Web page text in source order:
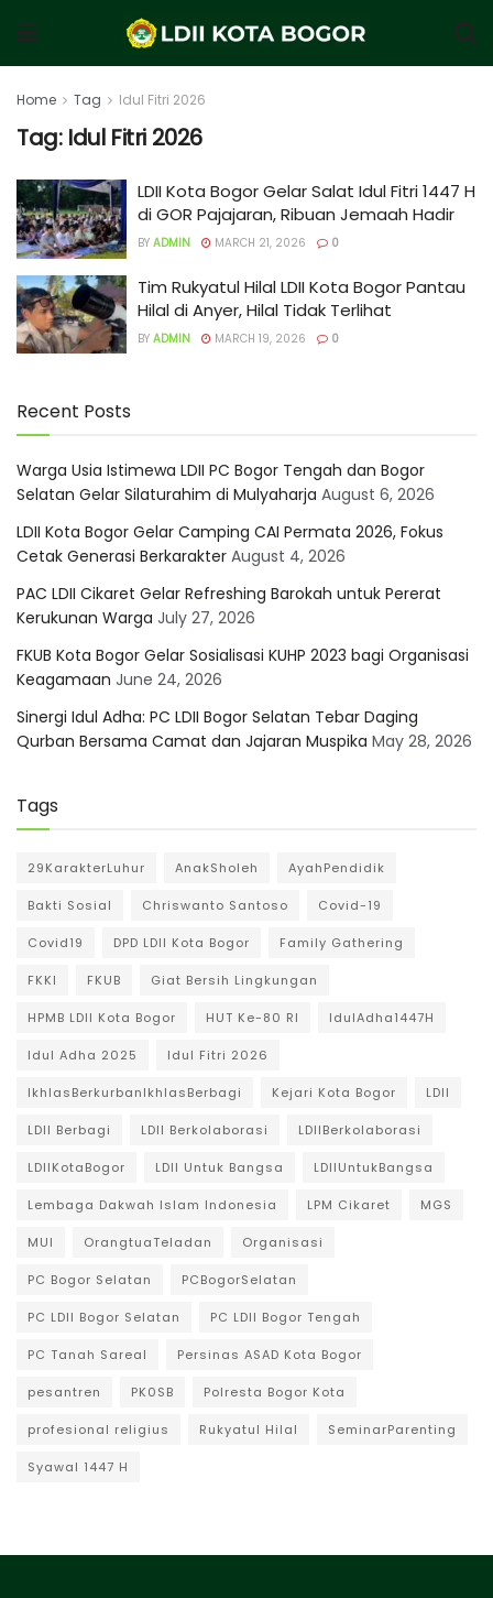
Home Tag Idul Fitri 2026
Tag: Idul Fitri 2026
LDII Kota Bogor Gelar Salat Idul Fitri 1447 H
di GOR Pajajaran, Ribuan Jemaah Hadir
BY ADMIN MARCH 21, 2026 0
Tim Rukyatul Hilal LDII Kota Bogor Pantau
Hilal di Anyer, Hilal Tidak Terlihat
BY ADMIN MARCH 19, 2026 0
Recent Posts
Warga Usia Istimewa LDII PC Bogor Tengah dan Bogor
Selatan Gelar Silaturahim di Mulyaharja August 6, 2026
LDII Kota Bogor Gelar Camping CAI Permata 2026, Fokus
Cetak Generasi Berkarakter August 4, 2026
PAC LDII Cikaret Gelar Refreshing Barokah untuk Pererat
Kerukunan Warga July 27, 2026
FKUB Kota Bogor Gelar Sosialisasi KUHP 2023 bagi Organisasi
Keagamaan June 24, 2026
Sinergi Idul Adha: PC LDII Bogor Selatan Tebar Daging
Qurban Bersama Camat dan Jajaran Muspika May 28, 2026
Tags
29KarakterLuhur AnakSholeh AyahPendidik
Bakti Sosial Chriswanto Santoso Covid-19
Covid19 DPD LDII Kota Bogor Family Gathering
FKKI FKUB Giat Bersih Lingkungan
HPMB LDII Kota Bogor HUT Ke-80 RI IdulAdha1447H
Idul Adha 2025 Idul Fitri 2026
IkhlasBerkurbanIkhlasBerbagi Kejari Kota Bogor LDII
LDII Berbagi LDII Berkolaborasi LDIIBerkolaborasi
LDIIKotaBogor LDII Untuk Bangsa LDIIUntukBangsa
Lembaga Dakwah Islam Indonesia LPM Cikaret MGS
MUI OrangtuaTeladan Organisasi
PC Bogor Selatan PCBogorSelatan
PC LDII Bogor Selatan PC LDII Bogor Tengah
PC Tanah Sareal Persinas ASAD Kota Bogor
pesantren PK0SB Polresta Bogor Kota
profesional religius Rukyatul Hilal SeminarParenting
Syawal 1447 H